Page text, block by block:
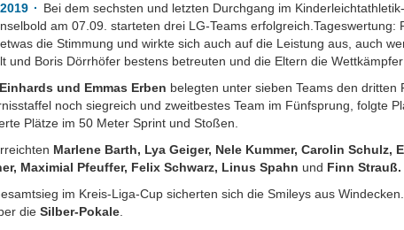
Bei dem sechsten und letzten Durchgang im
am 07.09. starteten drei LG-Teams erfolgreich.Tageswertung:
die Stimmung und wirkte sich auch auf die Leistung aus, auch
und Boris Dörrhöfer bestens betreuten und die Eltern die
und Emmas Erben belegten unter sieben Teams den dritten
noch siegreich und zweitbestes Team im Fünfsprung, folgte
Plätze im 50 Meter Sprint und Stoßen.
Marlene Barth, Lya Geiger, Nele Kummer, Carolin Schulz,
Maximial Pfeuffer, Felix Schwarz, Linus Spahn und Finn Strauß.
im Kreis-Liga-Cup sicherten sich die Smileys aus
dieSilber-Pokale